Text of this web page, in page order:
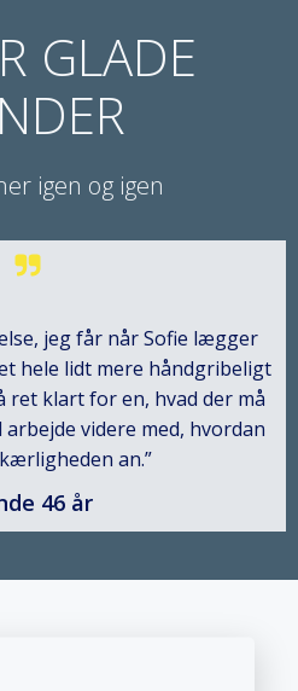
GLADE
igen og igen
jeg får når Sofie lægger
hele lidt mere håndgribeligt
ret klart for en, hvad der må
videre med, hvordan
an.”
46 år